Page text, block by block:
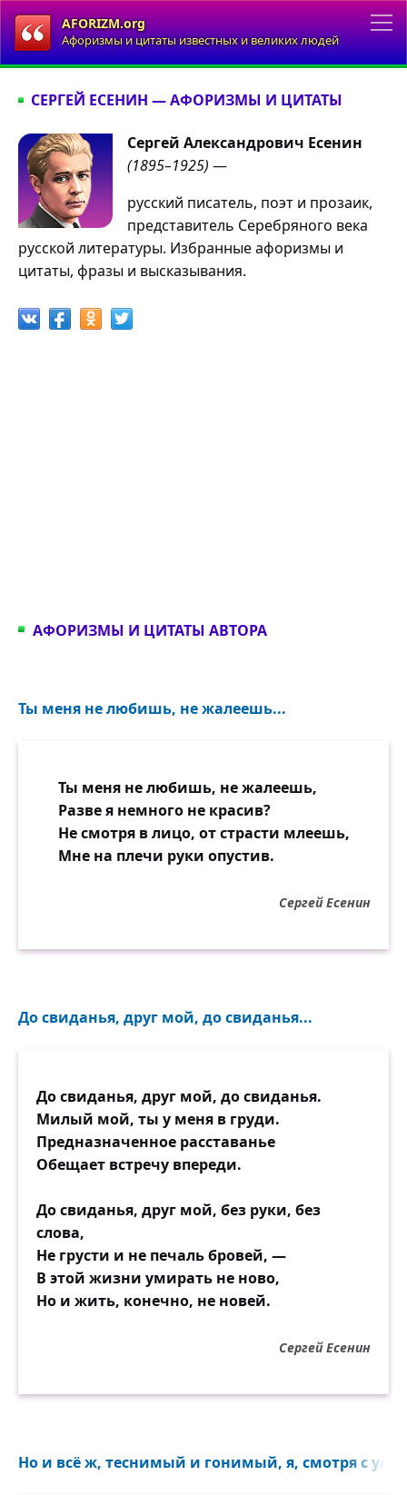
AFORIZM.org
Афоризмы и цитаты известных и великих людей
СЕРГЕЙ ЕСЕНИН — АФОРИЗМЫ И ЦИТАТЫ
Сергей Александрович Есенин
(1895–1925) —
русский писатель, поэт и прозаик,
представитель Серебряного века
русской литературы. Избранные афоризмы и
цитаты, фразы и высказывания.
АФОРИЗМЫ И ЦИТАТЫ АВТОРА
Ты меня не любишь, не жалеешь...
Ты меня не любишь, не жалеешь,
Разве я немного не красив?
Не смотря в лицо, от страсти млеешь,
Мне на плечи руки опустив.
Сергей Есенин
До свиданья, друг мой, до свиданья...
До свиданья, друг мой, до свиданья.
Милый мой, ты у меня в груди.
Предназначенное расставанье
Обещает встречу впереди.
До свиданья, друг мой, без руки, без
слова,
Не грусти и не печаль бровей, —
В этой жизни умирать не ново,
Но и жить, конечно, не новей.
Сергей Есенин
Но и всё ж, теснимый и гонимый, я, смотря с